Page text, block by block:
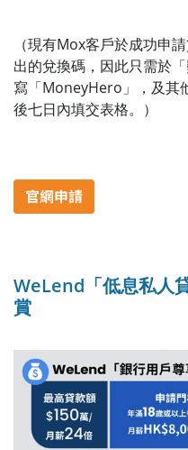
（現有Mox客戶於成功申
出的兌換碼，因此只需於
寫「MoneyHero」，及其
後七日內填交表格。）
WeLend「低息私人
賞